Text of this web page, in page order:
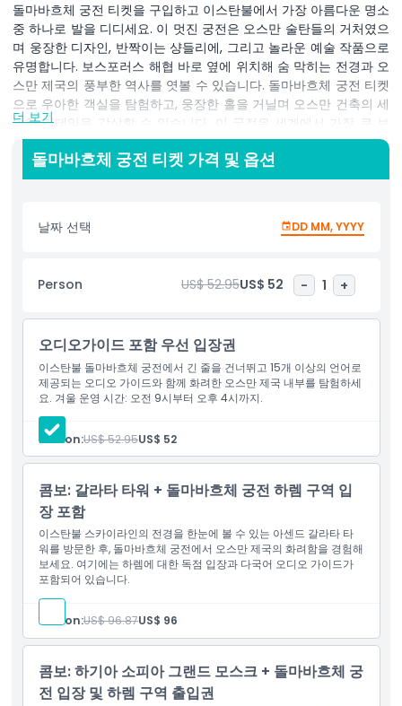
돌마바흐체 궁전 티켓을 구입하고 이스탄불에서 가장 아름다운 명소
중 하나로 발을 디디세요. 이 멋진 궁전은 오스만 술탄들의 거처였으
며 웅장한 디자인, 반짝이는 샹들리에, 그리고 놀라운 예술 작품으로
유명합니다. 보스포러스 해협 바로 옆에 위치해 숨 막히는 전경과 오
스만 제국의 풍부한 역사를 엿볼 수 있습니다. 돌마바흐체 궁전 티켓
으로 우아한 객실을 탐험하고, 웅장한 홀을 거닐며 오스만 건축의 세
밀한 디테일을 감상할 수 있습니다. 이 궁전은 세계에서 가장 큰 보
헤미안 크리스탈 샹들리에를 보유하고 있어 이스탄불 방문객들에게
반드시 봐야 할 명소입니다. 15개 이상의 언어로 제공되는 오디오 가
이드를 통해 궁전의 매혹적인 역사를 배워보세요. 오디오 가이드를
다. 궁전은 연중무휴로 개방되며, 11월 1일부터 3월 31일까지 겨울 시
즌에는 오전 9시부터 오후 4시까지 방문객을 맞이합니다. 돌마바흐
인 오스만 술탄들의 호화로운 세계를 발견하세요.
포함 사항
아동 성인 정책
포함되지 않는 사항
운영 시간
알아야 할 사항
위치
가는 방법
더 보기
돌마바흐체 궁전 티켓 가격 및 옵션
날짜 선택 DD MM, YYYY
Person US$ 52.95US$ 52 - 1 +
오디오가이드 포함 우선 입장권
이스탄불 돌마바흐체 궁전에서 긴 줄을 건너뛰고 15개 이상의 언어로
제공되는 오디오 가이드와 함께 화려한 오스만 제국 내부를 탐험하세
요. 겨울 운영 시간: 오전 9시부터 오후 4시까지.
Person:US$ 52.95US$ 52
콤보: 갈라타 타워 + 돌마바흐체 궁전 하렘 구역 입
장 포함
이스탄불 스카이라인의 전경을 한눈에 볼 수 있는 아센드 갈라타 타
워를 방문한 후, 돌마바흐체 궁전에서 오스만 제국의 화려함을 경험해
보세요. 여기에는 하렘에 대한 독점 입장과 다국어 오디오 가이드가
포함되어 있습니다.
Person:US$ 96.87US$ 96
콤보: 하기아 소피아 그랜드 모스크 + 돌마바흐체 궁
전 입장 및 하렘 구역 출입권